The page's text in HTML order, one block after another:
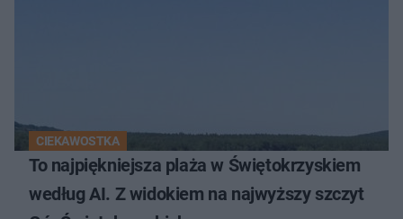
CIEKAWOSTKA
To najpiękniejsza plaża w Świętokrzyskiem
według AI. Z widokiem na najwyższy szczyt